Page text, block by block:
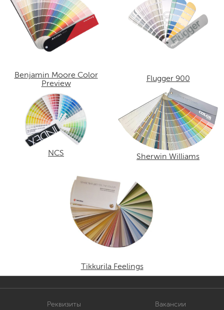
Benjamin Moore Color
Preview
Flugger 900
NCS Sherwin Williams
Tikkurila Feelings
Реквизиты
Вакансии